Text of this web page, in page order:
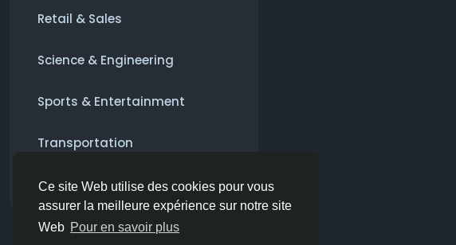
Ce site Web utilise des cookies pour vous
assurer la meilleure expérience sur notre site
Web Pour en savoir plus
Retail & Sales
Science & Engineering
Sports & Entertainment
Transportation
Autre